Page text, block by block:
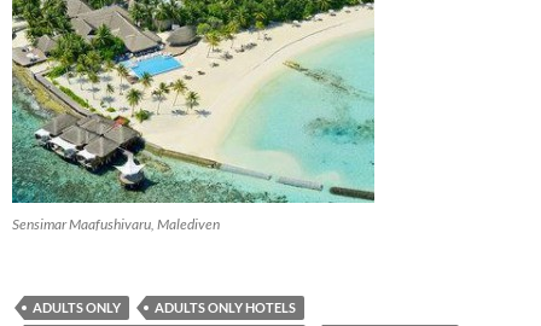
Sensimar Maafushivaru, Malediven
ADULTS ONLY
ADULTS ONLY HOTELS